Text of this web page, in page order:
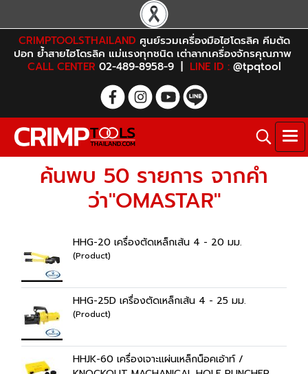
CRIMPTOOLSTHAILAND ศูนย์รวมเครื่องมือไฮโดรลิค คีมตัด
ปอก ย้ำสายไฮโดรลิค แม่แรงทุกชนิด เต่าลากเครื่องจักรคุณภาพ
CALL CENTER 02-489-8958-9 | LINE ID :@tpqtool
ค้นพบ 50 รายการ จากคำ
ว่า"OMASTAR"
HHG-20 เครื่องตัดเหล็กเส้น 4 - 20 มม.
(Product)
HHG-25D เครื่องตัดเหล็กเส้น 4 - 25 มม.
(Product)
HHJK-60 เครื่องเจาะแผ่นเหล็กน็อคเอ้าท์ /